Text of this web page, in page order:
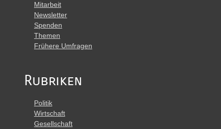
Mitarbeit
Newsletter
Spenden
Themen
Frühere Umfragen
Rubriken
Politik
Wirtschaft
Gesellschaft